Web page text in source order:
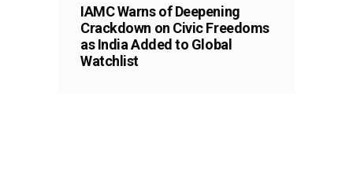
IAMC Warns of Deepening
Crackdown on Civic Freedoms
as India Added to Global
Watchlist